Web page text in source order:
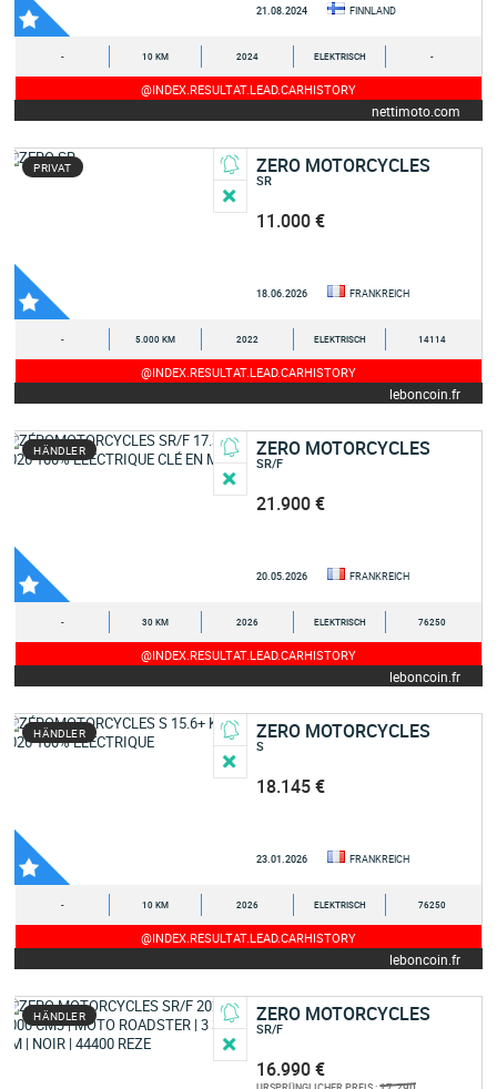
21.08.2024 FINNLAND
- 10 KM 2024 ELEKTRISCH -
@INDEX.RESULTAT.LEAD.CARHISTORY
nettimoto.com
PRIVAT ZERO MOTORCYCLES
SR
11.000 €
18.06.2026 FRANKREICH
- 5.000 KM 2022 ELEKTRISCH 14114
@INDEX.RESULTAT.LEAD.CARHISTORY
leboncoin.fr
HÄNDLER ZERO MOTORCYCLES
SR/F
21.900 €
20.05.2026 FRANKREICH
- 30 KM 2026 ELEKTRISCH 76250
@INDEX.RESULTAT.LEAD.CARHISTORY
leboncoin.fr
HÄNDLER ZERO MOTORCYCLES
S
18.145 €
23.01.2026 FRANKREICH
- 10 KM 2026 ELEKTRISCH 76250
@INDEX.RESULTAT.LEAD.CARHISTORY
leboncoin.fr
HÄNDLER ZERO MOTORCYCLES
SR/F
16.990 €